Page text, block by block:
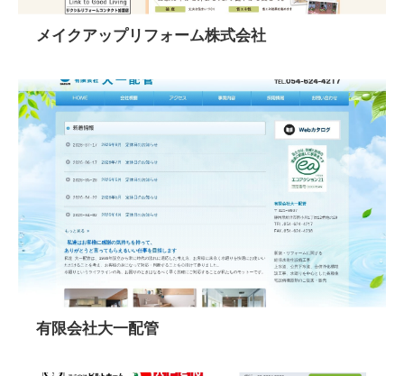
メイクアップリフォーム株式会社
有限会社大一配管